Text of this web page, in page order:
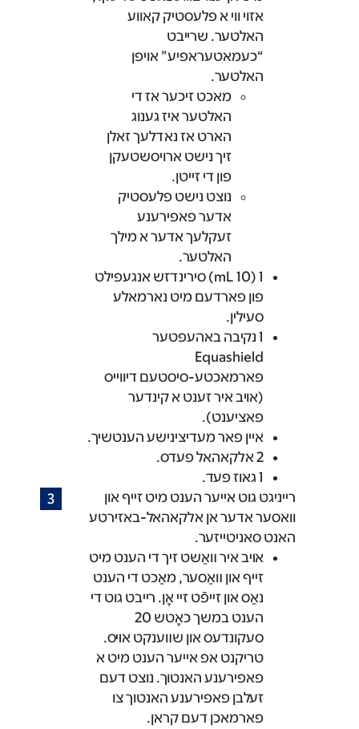
אזוי ווי א פלעסטיק קאווע
האלטער. שרייבט
“כעמאטעראפיע” אויפן
האלטער.
מאכט זיכער אז די
האלטער איז גענוג
הארט אז נאדלעך זאלן
זיך נישט ארויסשטעקן
פון די זייטן.
נוצט נישט פלעסטיק
אדער פאפירענע
זעקלעך אדער א מילך
האלטער.
1 (10 mL) סירינדזש אנגעפילט
פון פארדעם מיט נארמאלע
סעילין.
1 נקיבה באהעפטער
Equashield
פארמאכטע-סיסטעם דיווייס
(אויב איר זענט א קינדער
פאציענט).
איין פאר מעדיצינישע הענטשיך.
2 אלקאהאל פעדס.
1 גאוז פעד.
רייניגט גוט אייער הענט מיט זייף און
וואסער אדער אן אלקאהאל-באזירטע
האנט סאניטייזער.
אױב איר װאַשט זיך די הענט מיט
זײף און װאַסער, מאַכט די הענט
נאַס און זײפֿט זײ אָן. רײבט גוט די
הענט במשך כאָטש 20
סעקונדעס און שװענקט אױס.
טריקנט אפ אייער הענט מיט א
פאפירענע האנטוך. נוצט דעם
זעלבן פאפירענע האנטוך צו
פארמאכן דעם קראן.